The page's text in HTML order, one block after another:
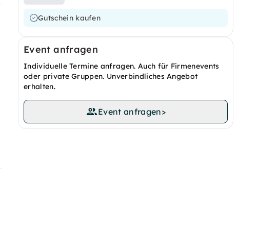
Gutschein kaufen
Event anfragen
Individuelle Termine anfragen. Auch für Firmenevents
oder private Gruppen. Unverbindliches Angebot
erhalten.
Event anfragen>